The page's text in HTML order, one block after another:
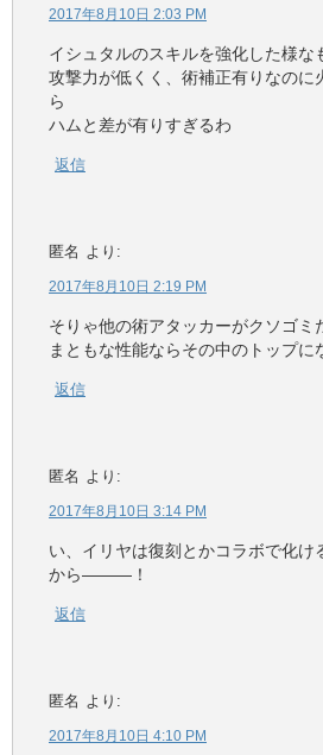
2017年8月10日 2:03 PM
イシュタルのスキルを強化した様な
攻撃力が低くく、術補正有りなのに
ら
ハムと差が有りすぎるわ
返信
匿名 より:
2017年8月10日 2:19 PM
そりゃ他の術アタッカーがクソゴミ
まともな性能ならその中のトップに
返信
匿名 より:
2017年8月10日 3:14 PM
い、イリヤは復刻とかコラボで化
から―――！
返信
匿名 より:
2017年8月10日 4:10 PM